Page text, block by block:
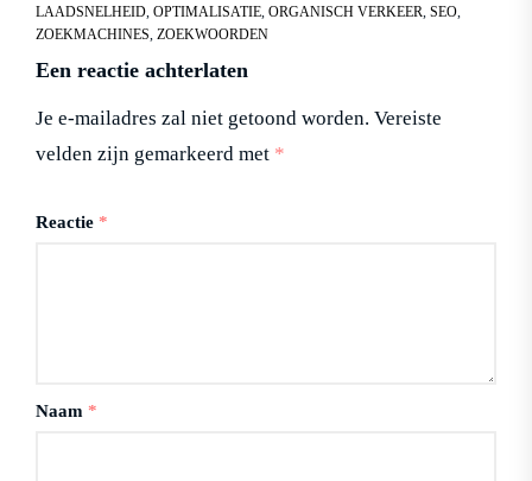
LAADSNELHEID OPTIMALISATIE ORGANISCH VERKEER SEO
ZOEKMACHINES ZOEKWOORDEN
Een reactie achterlaten
Je e-mailadres zal niet getoond worden. Vereiste
velden zijn gemarkeerd met *
Reactie *
Naam *